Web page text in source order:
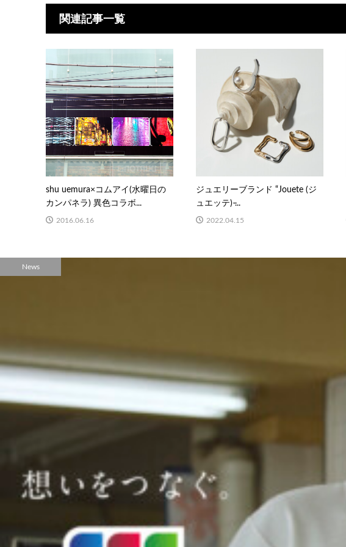
関連記事一覧
shu uemura×コムアイ(水曜日の
カンパネラ) 異色コラボ...
2016.06.16
ジュエリーブランド “Jouete (ジ
ュエッテ) ̶...
2022.04.15
News